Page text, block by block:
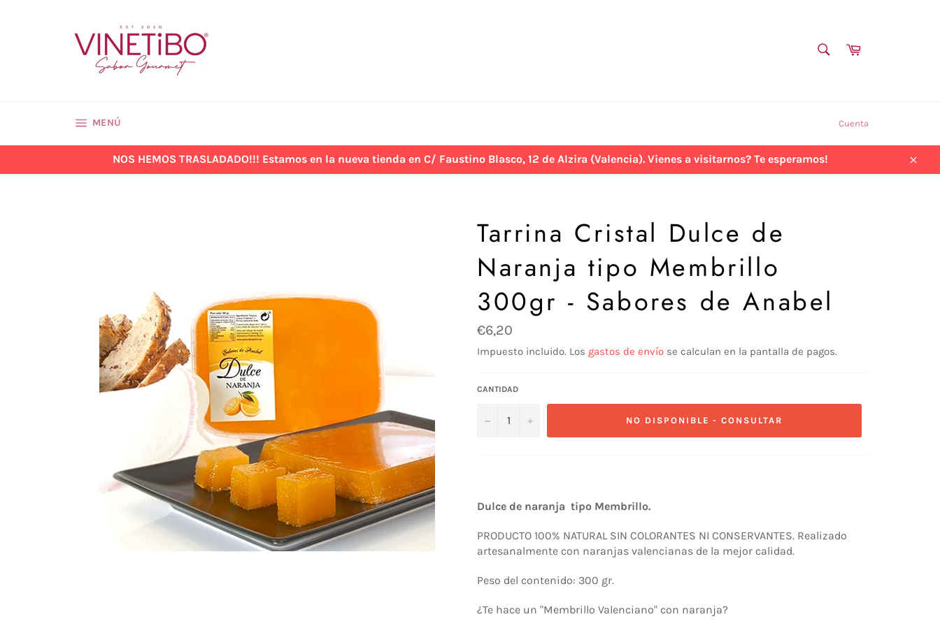
Carrito
MENÚ Cuenta
NOS HEMOS TRASLADADO!!! Estamos en la nueva tienda en C/ Faustino Blasco, 12 de Alzira (Valencia). Vienes a visitarnos? Te esperamos!
Tarrina Cristal Dulce de
Naranja tipo Membrillo
300gr - Sabores de Anabel
Precio
habitual
€6,20
Impuesto incluido. Los gastos de envío se calculan en la pantalla de pagos.
CANTIDAD
− + NO DISPONIBLE - CONSULTAR
Dulce de naranja tipo Membrillo.
PRODUCTO 100% NATURAL SIN COLORANTES NI CONSERVANTES. Realizado
artesanalmente con naranjas valencianas de la mejor calidad.
Peso del contenido: 300 gr.
¿Te hace un "Membrillo Valenciano" con naranja?